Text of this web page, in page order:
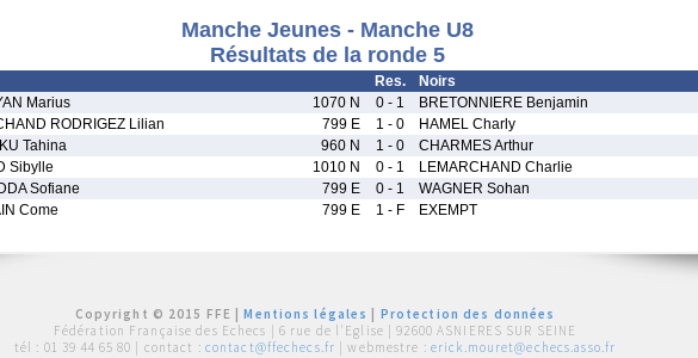
Manche Jeunes - Manche U8
Résultats de la ronde 5
Res. Noirs
Marius 1070 N 0 - 1 BRETONNIERE Benjamin
RODRIGEZ Lilian 799 E 1 - 0 HAMEL Charly
Tahina 960 N 1 - 0 CHARMES Arthur
Sibylle 1010 N 0 - 1 LEMARCHAND Charlie
Sofiane 799 E 0 - 1 WAGNER Sohan
Come 799 E 1 - F EXEMPT
Copyright © 2015 FFE |Mentions légales
Protection des données
Fédération Française des Echecs | 6 rue de l'Eglise | 92600 ASNIERES SUR SEINE
tél : 01 39 44 65 80 | contact : contact@ffechecs.fr | webmestre : erick.mouret@echecs.asso.fr